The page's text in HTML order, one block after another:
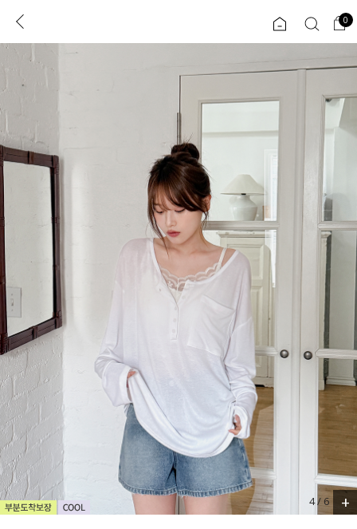
로그인 0
ENG
TW
JP
콘텐츠 플러스핏 회원혜택
CATEGORY COMMUNITY
도착보장⚡
인플루언서 pick!
베스트
MADE
세트할인 ~30%
하객룩
살안타템
110사이즈
ALL
익스클루시브
아우터
니트
블라우스
원피스
팬츠
스커트
0
4/ 6 +